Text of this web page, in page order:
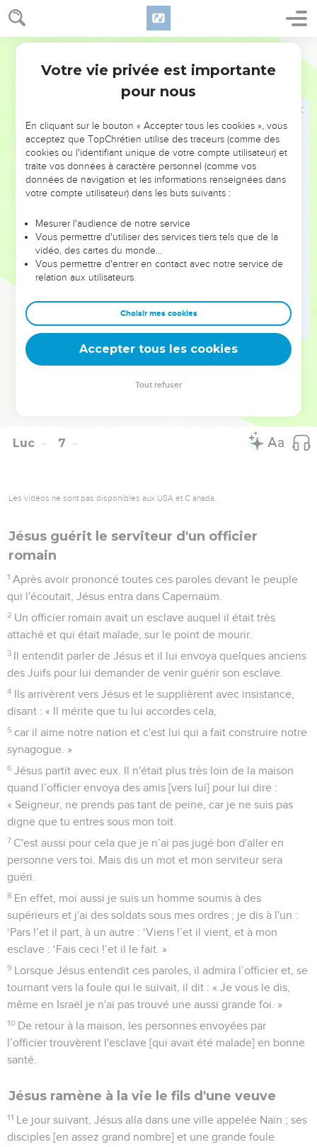
6
44 En effet, chaque arbre se reconnaît à son fruit. On ne
cueille pas des figues sur des ronces et l'on ne vendange pas
des raisins sur des ronces.
L'homme bon tire de bonnes choses du bon trésor de son
mauvais [trésor de son cœur]. En effet, sa bouche exprime ce
dont son cœur est plein.
Les deux maisons
» Pourquoi m'appelez-vous ‘Seigneur, Seigneur !’et ne
faites-vous pas ce que je dis ?
Je vais vous montrer à qui ressemble tout homme qui
vient à moi, entend mes paroles et les met en pratique :
il ressemble à un homme qui, pour construire une maison,
a creusé, creusé profondément et a posé les fondations sur
contre cette maison sans pouvoir l'ébranler, parce qu'elle
était fondée sur le rocher.
Mais celui qui entend et ne met pas en pratique est
semblable à un homme qui a construit une maison sur la
terre, sans fondations. Le torrent s'est jeté contre elle et
Luc 7
Les vidéos ne sont pas disponibles aux USA et C anada.
Jésus guérit le serviteur d'un officier
romain
1 Après avoir prononcé toutes ces paroles devant le peuple
qui l'écoutait, Jésus entra dans Capernaüm.
2 Un officier romain avait un esclave auquel il était très
attaché et qui était malade, sur le point de mourir.
3 Il entendit parler de Jésus et il lui envoya quelques anciens
des Juifs pour lui demander de venir guérir son esclave.
4 Ils arrivèrent vers Jésus et le supplièrent avec insistance,
disant : « Il mérite que tu lui accordes cela,
5 car il aime notre nation et c'est lui qui a fait construire notre
synagogue. »
6 Jésus partit avec eux. Il n'était plus très loin de la maison
quand l’officier envoya des amis [vers lui] pour lui dire :
« Seigneur, ne prends pas tant de peine, car je ne suis pas
digne que tu entres sous mon toit.
7 C'est aussi pour cela que je n’ai pas jugé bon d'aller en
personne vers toi. Mais dis un mot et mon serviteur sera
guéri.
8 En effet, moi aussi je suis un homme soumis à des
supérieurs et j'ai des soldats sous mes ordres ; je dis à l'un :
‘Pars !’et il part, à un autre : ‘Viens !’et il vient, et à mon
esclave : ‘Fais ceci !’et il le fait. »
9 Lorsque Jésus entendit ces paroles, il admira l’officier et, se
tournant vers la foule qui le suivait, il dit : « Je vous le dis,
même en Israël je n'ai pas trouvé une aussi grande foi. »
10 De retour à la maison, les personnes envoyées par
l’officier trouvèrent l'esclave [qui avait été malade] en bonne
santé.
Jésus ramène à la vie le fils d'une veuve
11 Le jour suivant, Jésus alla dans une ville appelée Naïn ; ses
disciples [en assez grand nombre] et une grande foule
Votre vie privée est importante
pour nous
En cliquant sur le bouton « Accepter tous les cookies », vous
acceptez que TopChrétien utilise des traceurs (comme des
cookies ou l'identifiant unique de votre compte utilisateur) et
traite vos données à caractère personnel (comme vos
données de navigation et les informations renseignées dans
votre compte utilisateur) dans les buts suivants :
Mesurer l'audience de notre service
Vous permettre d'utiliser des services tiers tels que de la
vidéo, des cartes du monde…
Vous permettre d'entrer en contact avec notre service de
relation aux utilisateurs.
Choisir mes cookies
Accepter tous les cookies
Tout refuser